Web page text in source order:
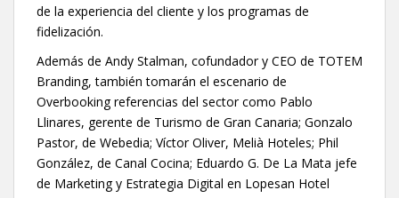
de la experiencia del cliente y los programas de
fidelización.
Además de Andy Stalman, cofundador y CEO de TOTEM
Branding, también tomarán el escenario de
Overbooking referencias del sector como Pablo
Llinares, gerente de Turismo de Gran Canaria; Gonzalo
Pastor, de Webedia; Víctor Oliver, Melià Hoteles; Phil
González, de Canal Cocina; Eduardo G. De La Mata jefe
de Marketing y Estrategia Digital en Lopesan Hotel